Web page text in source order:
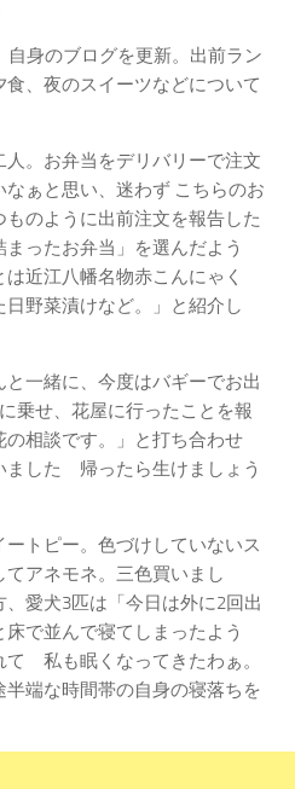
自身のブログを更新。出前ラン
、夜のスイーツなどについて
。お弁当をデリバリーで注文
ぁと思い、迷わず こちらのお
のように出前注文を報告した
ったお弁当」を選んだよう
近江八幡名物赤こんにゃく
野菜漬けなど。」と紹介し
一緒に、今度はバギーでお出
乗せ、花屋に行ったことを報
相談です。」と打ち合わせ
ました 帰ったら生けましょう
トピー。色づけしていないス
アネモネ。三色買いまし
愛犬3匹は「今日は外に2回出
で並んで寝てしまったよう
私も眠くなってきたわぁ。
端な時間帯の自身の寝落ちを